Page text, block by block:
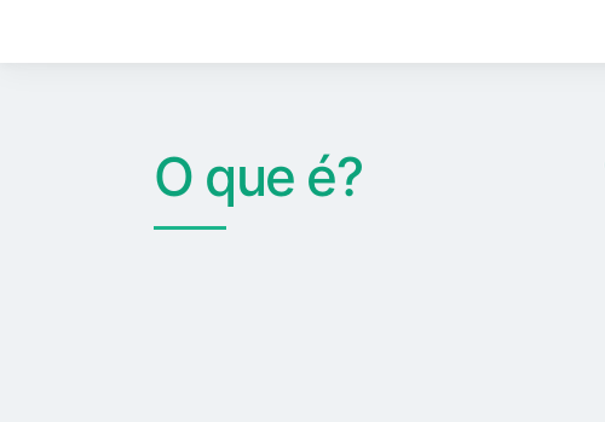
O que é?